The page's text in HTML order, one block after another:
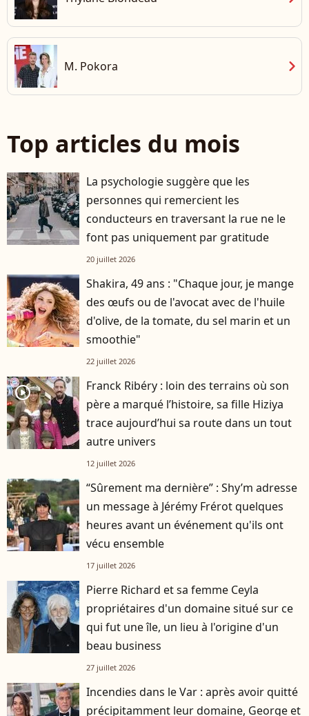
M. Pokora chevron_right
Top articles du mois
La psychologie suggère que les
personnes qui remercient les
conducteurs en traversant la rue ne le
font pas uniquement par gratitude
20 juillet 2026
Shakira, 49 ans : "Chaque jour, je mange
des œufs ou de l'avocat avec de l'huile
d'olive, de la tomate, du sel marin et un
smoothie"
22 juillet 2026
player2
Franck Ribéry : loin des terrains où son
père a marqué l’histoire, sa fille Hiziya
trace aujourd’hui sa route dans un tout
autre univers
12 juillet 2026
“Sûrement ma dernière” : Shy’m adresse
un message à Jérémy Frérot quelques
heures avant un événement qu'ils ont
vécu ensemble
17 juillet 2026
Pierre Richard et sa femme Ceyla
propriétaires d'un domaine situé sur ce
qui fut une île, un lieu à l'origine d'un
beau business
27 juillet 2026
Incendies dans le Var : après avoir quitté
précipitamment leur domaine, George et